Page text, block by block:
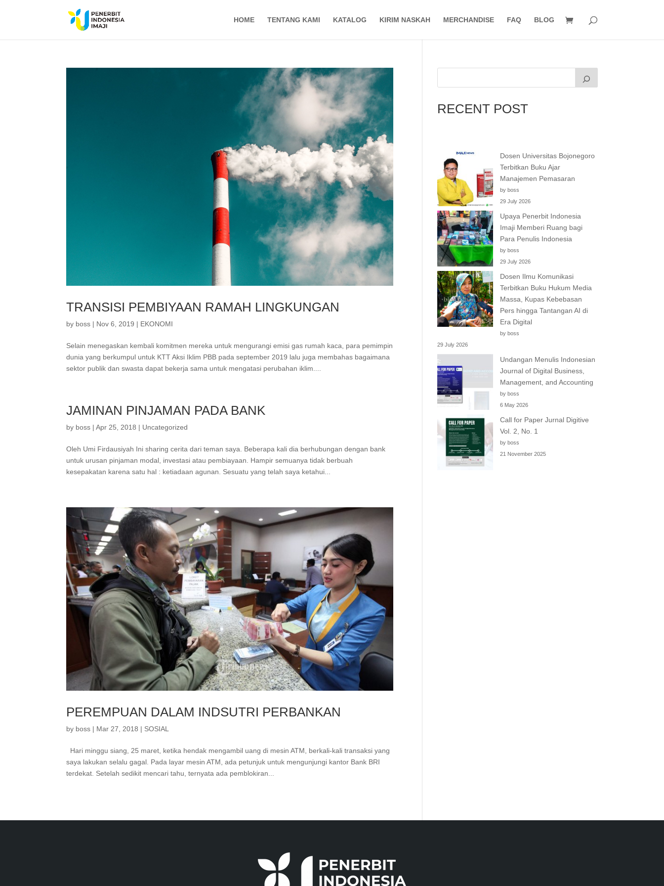
HOME TENTANG KAMI KATALOG KIRIM NASKAH MERCHANDISE FAQ BLOG
TRANSISI PEMBIYAAN RAMAH LINGKUNGAN
by boss | Nov 6, 2019 | EKONOMI
Selain menegaskan kembali komitmen mereka untuk mengurangi emisi gas rumah kaca, para pemimpin
dunia yang berkumpul untuk KTT Aksi Iklim PBB pada september 2019 lalu juga membahas bagaimana
sektor publik dan swasta dapat bekerja sama untuk mengatasi perubahan iklim....
JAMINAN PINJAMAN PADA BANK
by boss |Apr 25, 2018 | Uncategorized
Oleh Umi Firdausiyah Ini sharing cerita dari teman saya. Beberapa kali dia berhubungan dengan bank
untuk urusan pinjaman modal, investasi atau pembiayaan. Hampir semuanya tidak berbuah
kesepakatan karena satu hal : ketiadaan agunan. Sesuatu yang telah saya ketahui...
PEREMPUAN DALAM INDSUTRI PERBANKAN
by boss | Mar 27, 2018 | SOSIAL
Hari minggu siang, 25 maret, ketika hendak mengambil uang di mesin ATM, berkali-kali transaksi yang
saya lakukan selalu gagal. Pada layar mesin ATM, ada petunjuk untuk mengunjungi kantor Bank BRI
terdekat. Setelah sedikit mencari tahu, ternyata ada pemblokiran...
RECENT POST
Dosen Universitas Bojonegoro
Terbitkan Buku Ajar
Manajemen Pemasaran
by boss
29 July 2026
Upaya Penerbit Indonesia
Imaji Memberi Ruang bagi
Para Penulis Indonesia
by boss
29 July 2026
Dosen Ilmu Komunikasi
Terbitkan Buku Hukum Media
Massa, Kupas Kebebasan
Pers hingga Tantangan AI di
Era Digital
by boss
29 July 2026
Undangan Menulis Indonesian
Journal of Digital Business,
Management, and Accounting
by boss
6 May 2026
Call for Paper Jurnal Digitive
Vol. 2, No. 1
by boss
21 November 2025